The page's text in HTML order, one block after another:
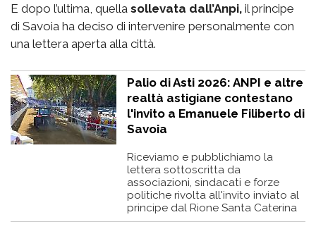
E dopo l’ultima, quella sollevata dall’Anpi, il principe
di Savoia ha deciso di intervenire personalmente con
una lettera aperta alla città.
Palio di Asti 2026: ANPI e altre
realtà astigiane contestano
l'invito a Emanuele Filiberto di
Savoia
Riceviamo e pubblichiamo la
lettera sottoscritta da
associazioni, sindacati e forze
politiche rivolta all'invito inviato al
principe dal Rione Santa Caterina